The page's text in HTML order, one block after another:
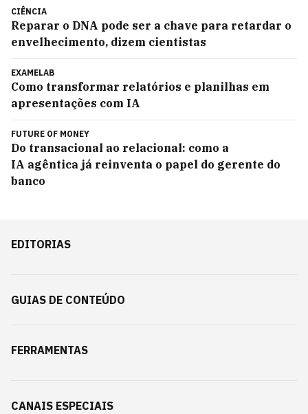
CIÊNCIA
Reparar o DNA pode ser a chave para retardar o
envelhecimento, dizem cientistas
EXAMELAB
Como transformar relatórios e planilhas em
apresentações com IA
FUTURE OF MONEY
Do transacional ao relacional: como a
IA agêntica já reinventa o papel do gerente do
banco
EDITORIAS
GUIAS DE CONTEÚDO
FERRAMENTAS
CANAIS ESPECIAIS